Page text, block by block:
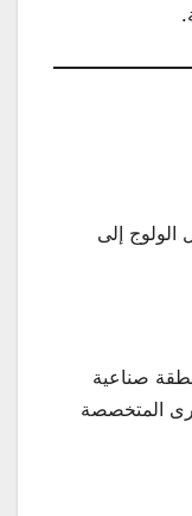
إلى
صناعية
المتخصصة